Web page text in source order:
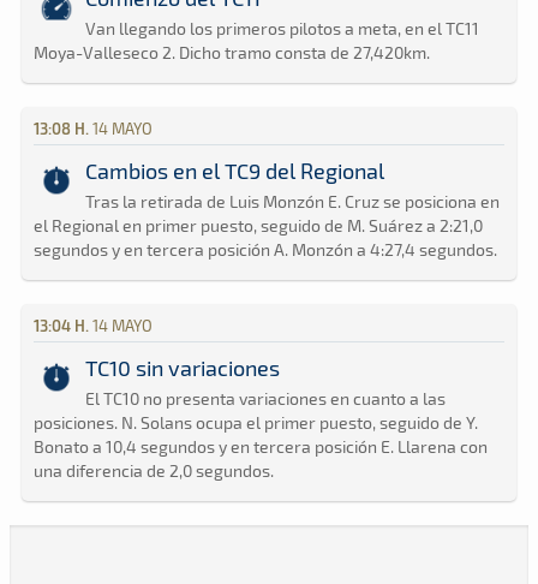
Van llegando los primeros pilotos a meta, en el TC11
Moya-Valleseco 2. Dicho tramo consta de 27,420km.
13:08 H. 14 MAYO
Cambios en el TC9 del Regional
Tras la retirada de Luis Monzón E. Cruz se posiciona en
el Regional en primer puesto, seguido de M. Suárez a 2:21,0
segundos y en tercera posición A. Monzón a 4:27,4 segundos.
13:04 H. 14 MAYO
TC10 sin variaciones
El TC10 no presenta variaciones en cuanto a las
posiciones. N. Solans ocupa el primer puesto, seguido de Y.
Bonato a 10,4 segundos y en tercera posición E. Llarena con
una diferencia de 2,0 segundos.